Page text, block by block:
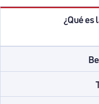
¿Qué es